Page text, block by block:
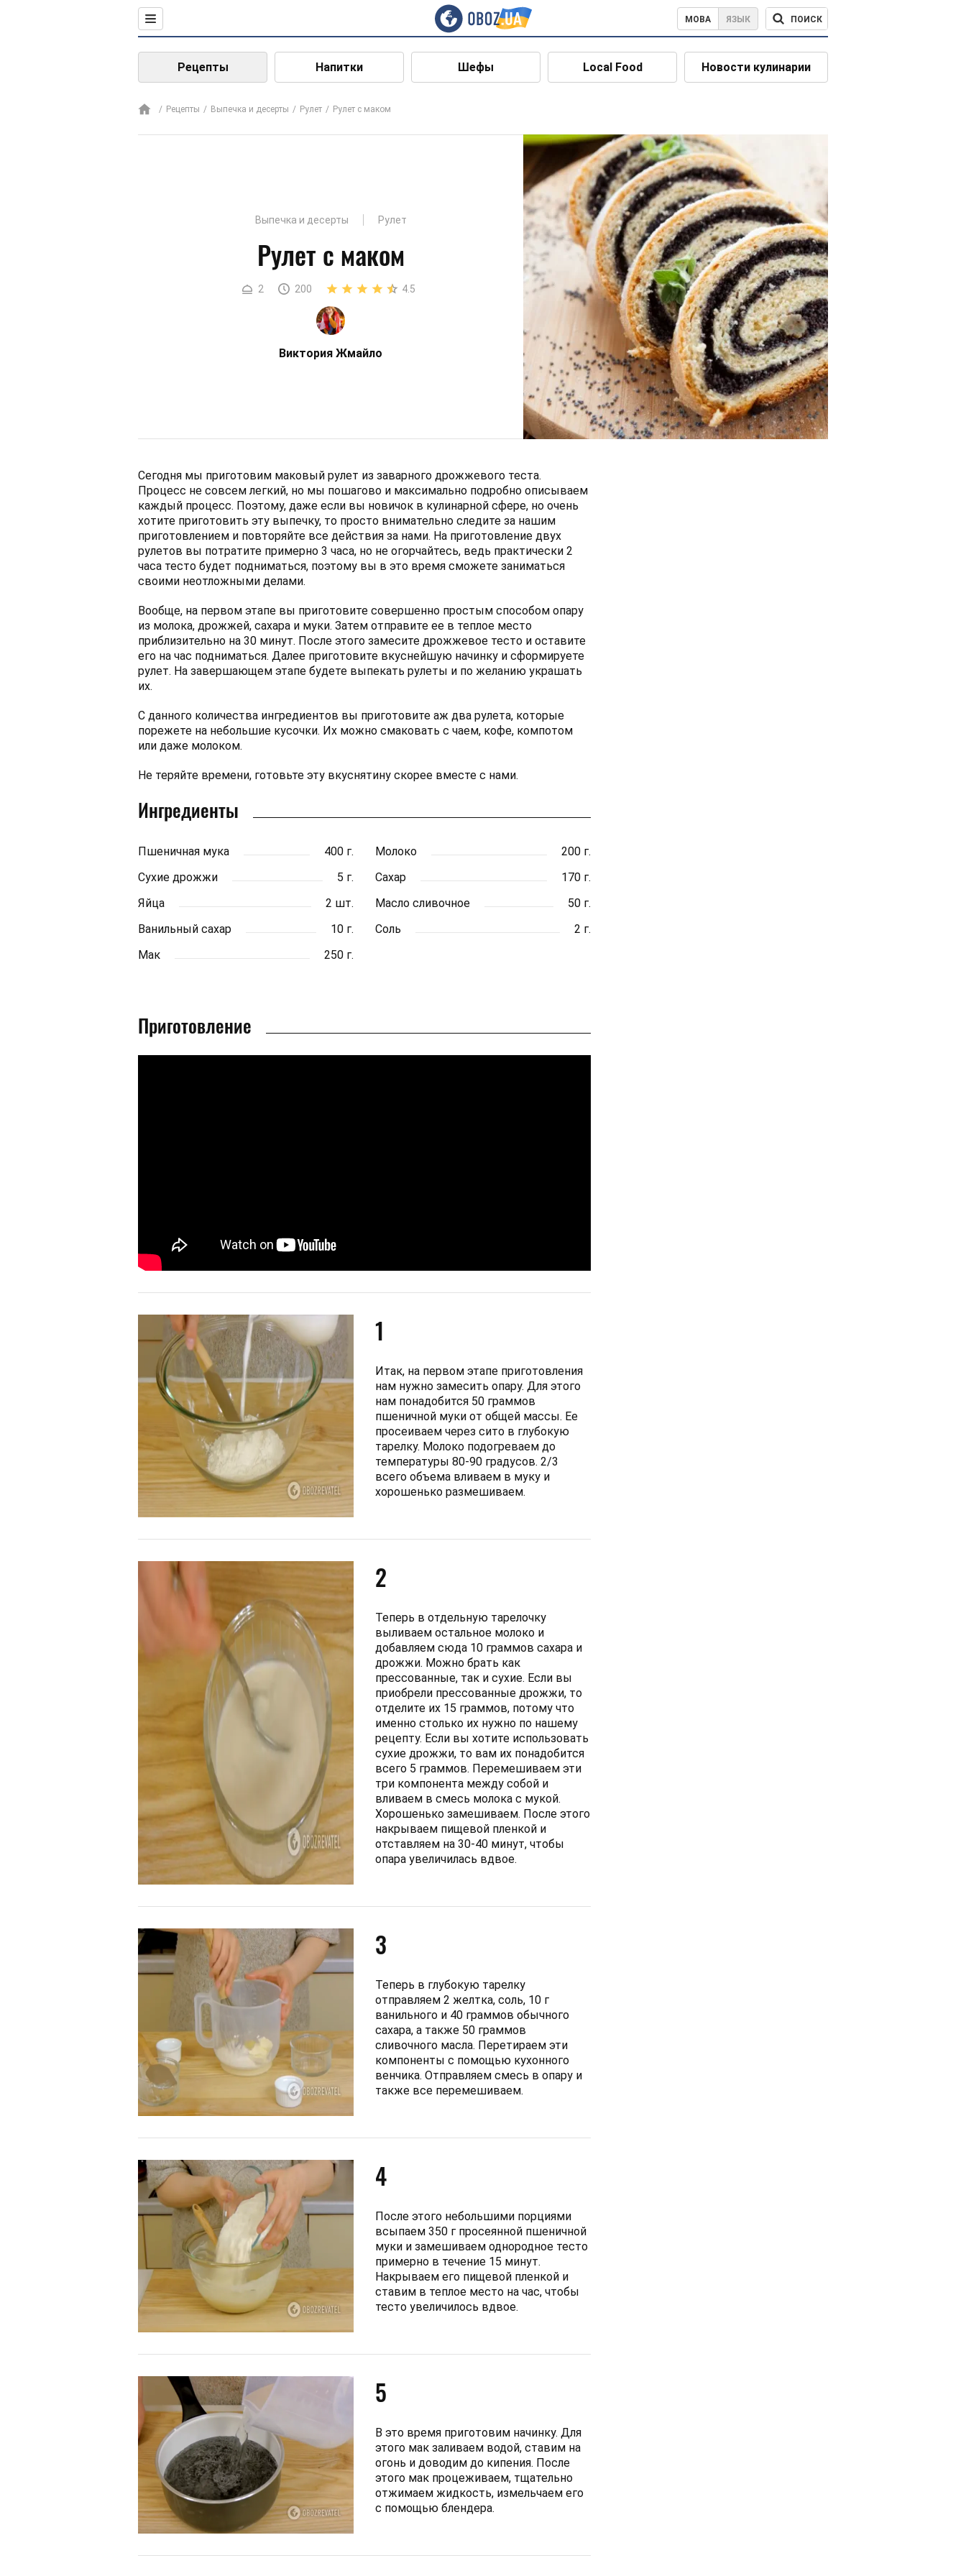
МОВА ЯЗЫК ПОИСК
Рецепты Напитки Шефы Local Food Новости кулинарии
Рецепты Выпечка и десерты Рулет Рулет с маком
Выпечка и десерты Рулет
Рулет с маком
2 200 4.5
Виктория Жмайло
Сегодня мы приготовим маковый рулет из заварного дрожжевого теста.
Процесс не совсем легкий, но мы пошагово и максимально подробно описываем
каждый процесс. Поэтому, даже если вы новичок в кулинарной сфере, но очень
хотите приготовить эту выпечку, то просто внимательно следите за нашим
приготовлением и повторяйте все действия за нами. На приготовление двух
рулетов вы потратите примерно 3 часа, но не огорчайтесь, ведь практически 2
часа тесто будет подниматься, поэтому вы в это время сможете заниматься
своими неотложными делами.
Вообще, на первом этапе вы приготовите совершенно простым способом опару
из молока, дрожжей, сахара и муки. Затем отправите ее в теплое место
приблизительно на 30 минут. После этого замесите дрожжевое тесто и оставите
его на час подниматься. Далее приготовите вкуснейшую начинку и сформируете
рулет. На завершающем этапе будете выпекать рулеты и по желанию украшать
их.
С данного количества ингредиентов вы приготовите аж два рулета, которые
порежете на небольшие кусочки. Их можно смаковать с чаем, кофе, компотом
или даже молоком.
Не теряйте времени, готовьте эту вкуснятину скорее вместе с нами.
Ингредиенты
Пшеничная мука 400 г. Молоко
200 г.
Сухие дрожжи
5 г. Сахар
170 г.
Яйца
2 шт. Масло сливочное
50 г.
Ванильный сахар
10 г. Соль
2 г.
Мак
250 г.
Приготовление
1
Итак, на первом этапе приготовления
нам нужно замесить опару. Для этого
нам понадобится 50 граммов
пшеничной муки от общей массы. Ее
просеиваем через сито в глубокую
тарелку. Молоко подогреваем до
температуры 80-90 градусов. 2/3
всего объема вливаем в муку и
хорошенько размешиваем.
2
Теперь в отдельную тарелочку
выливаем остальное молоко и
добавляем сюда 10 граммов сахара и
дрожжи. Можно брать как
прессованные, так и сухие. Если вы
приобрели прессованные дрожжи, то
отделите их 15 граммов, потому что
именно столько их нужно по нашему
рецепту. Если вы хотите использовать
сухие дрожжи, то вам их понадобится
всего 5 граммов. Перемешиваем эти
три компонента между собой и
вливаем в смесь молока с мукой.
Хорошенько замешиваем. После этого
накрываем пищевой пленкой и
отставляем на 30-40 минут, чтобы
опара увеличилась вдвое.
3
Теперь в глубокую тарелку
отправляем 2 желтка, соль, 10 г
ванильного и 40 граммов обычного
сахара, а также 50 граммов
сливочного масла. Перетираем эти
компоненты с помощью кухонного
венчика. Отправляем смесь в опару и
также все перемешиваем.
4
После этого небольшими порциями
всыпаем 350 г просеянной пшеничной
муки и замешиваем однородное тесто
примерно в течение 15 минут.
Накрываем его пищевой пленкой и
ставим в теплое место на час, чтобы
тесто увеличилось вдвое.
5
В это время приготовим начинку. Для
этого мак заливаем водой, ставим на
огонь и доводим до кипения. После
этого мак процеживаем, тщательно
отжимаем жидкость, измельчаем его
с помощью блендера.